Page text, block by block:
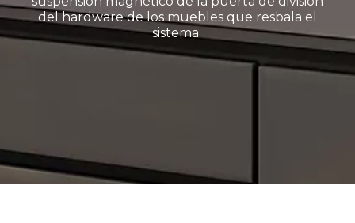
del hardware de los muebles que resbala el
sistema